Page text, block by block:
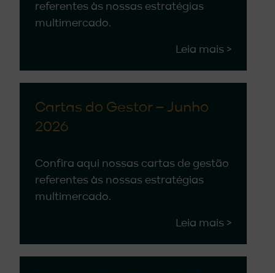
referentes às nossas estratégias
multimercado.
Leia mais >
Cartas do Gestor – Junho
2026
Confira aqui nossas cartas de gestão
referentes às nossas estratégias
multimercado.
Leia mais >